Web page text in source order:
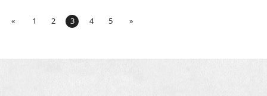
« 1 2 3 4 5 »